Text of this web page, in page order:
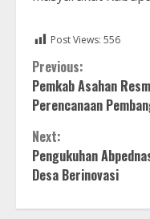
Post Views: 556
Continue
Reading
Previous:
Pemkab Asahan
Perencanaan
Next:
Pengukuhan
Desa Berinovasi